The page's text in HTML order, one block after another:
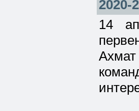
2020-
14